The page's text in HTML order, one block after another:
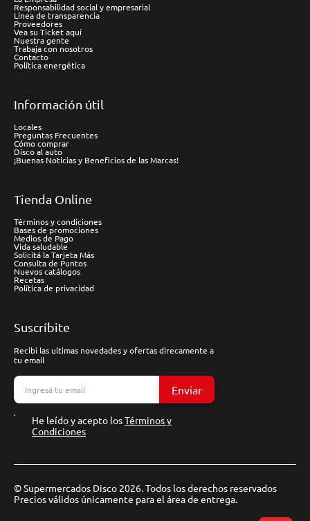
Responsabilidad social y empresarial
Línea de transparencia
Proveedores
Vea su Ticket aquí
Nuestra gente
Trabaja con nosotros
Contacto
Política energética
Información útil
Locales
Preguntas Frecuentes
Cómo comprar
Disco al auto
¡Buenas Noticias y Beneficios de las Marcas!
Tienda Online
Términos y condiciones
Bases de promociones
Medios de Pago
Vida saludable
Solicitá la Tarjeta Más
Consulta de Puntos
Nuevos catálogos
Recetas
Política de privacidad
Suscríbite
Recibí las ultimas novedades y ofertas direcamente a
tu email
Enviar
He leído y acepto losTérminos y
Condiciones
© Supermercados Disco 2026. Todos los derechos reservados
Precios válidos únicamente para el área de entrega.